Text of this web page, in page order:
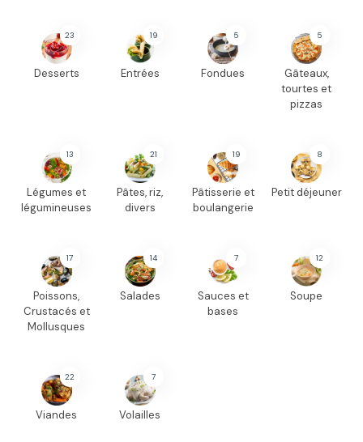
23
Desserts
19
Entrées
5
Fondues
5
Gâteaux,
tourtes et
pizzas
13
Légumes et
légumineuses
21
Pâtes, riz,
divers
19
Pâtisserie et
boulangerie
8
Petit déjeuner
17
Poissons,
Crustacés et
Mollusques
14
Salades
7
Sauces et
bases
12
Soupe
22
Viandes
7
Volailles